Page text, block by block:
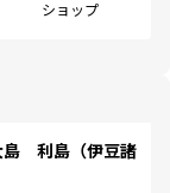
ショップ
利島（伊豆諸